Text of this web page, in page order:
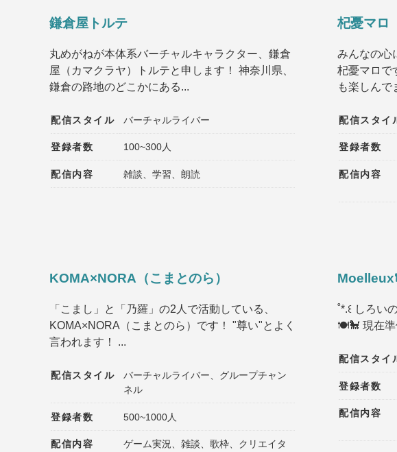
鎌倉屋トルテ
丸めがねが本体系バーチャルキャラクター、鎌倉
屋（カマクラヤ）トルテと申します！ 神奈川県、
鎌倉の路地のどこかにある...
配信スタイル バーチャルライバー
登録者数 100~300人
配信内容 雑談、学習、朗読
杞憂マロ
みんなの心
杞憂マロで
も楽しん
配信スタイ
登録者数
配信内容
KOMA×NORA（こまとのら）
「こまし」と「乃羅」の2人で活動している、
KOMA×NORA（こまとのら）です！ "尊い"とよく
言われます！ ...
配信スタイル
バーチャルライバー、グループチャン
ネル
登録者数 500~1000人
配信内容
ゲーム実況、雑談、歌枠、クリエイタ
˚*.꒰ しろい
🍽🐩 現在準
配信スタイ
登録者数
配信内容